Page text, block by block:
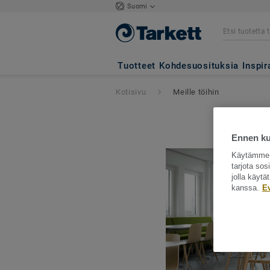
Suomi
Tuotteet Kohdesuosituksia
Kotisivu Meille töihin
Ennen
tarjota
jolla
kanssa.